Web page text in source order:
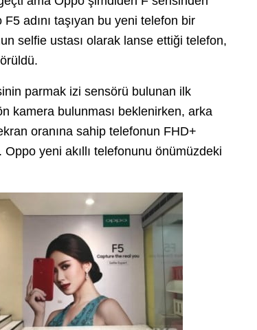
adını taşıyan bu yeni telefon bir
selfie ustası olarak lanse ettiği telefon,
parmak izi sensörü bulunan ilk
kamera bulunması beklenirken, arka
oranına sahip telefonun FHD+
yeni akıllı telefonunu önümüzdeki